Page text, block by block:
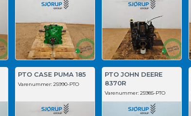
PTO CASE PUMA 185
Varenummer: 25990-PTO
PTO JOHN DEERE
8370R
Varenummer: 25985-PTO